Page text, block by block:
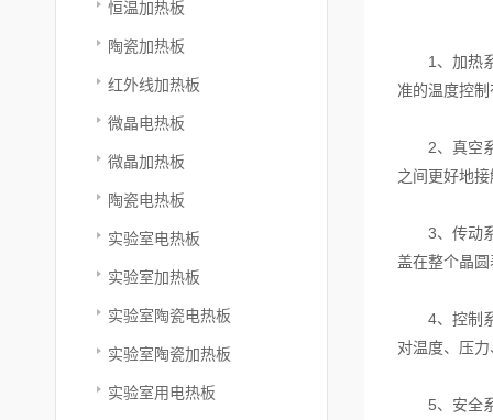
恒温加热板
陶瓷加热板
红外线加热板
微晶电热板
微晶加热板
陶瓷电热板
实验室电热板
实验室加热板
实验室陶瓷电热板
实验室陶瓷加热板
实验室用电热板
1、加热系
准的温度控
2、真空系
之间更好地
3、传动系
盖在整个晶
4、控制系
对温度、压
5、安全系